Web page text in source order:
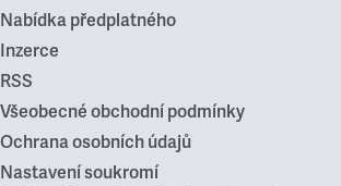
Nabídka předplatného
Inzerce
RSS
Všeobecné obchodní podmínky
Ochrana osobních údajů
Nastavení soukromí